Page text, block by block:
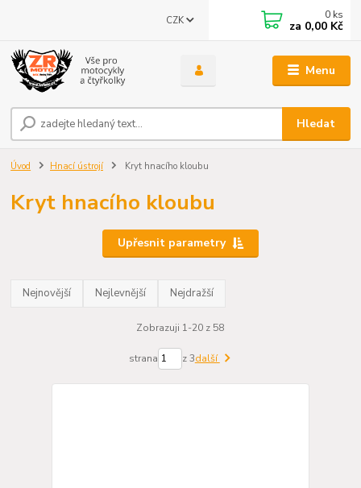
Menu
CZK
Hledat
0 ks
za 0,00 Kč
Úvod Hnací ústrojí Kryt hnacího kloubu
Kryt hnacího kloubu
Upřesnit parametry
Nejnovější Nejlevnější Nejdražší
Zobrazuji 1-20 z 58
strana z 3další